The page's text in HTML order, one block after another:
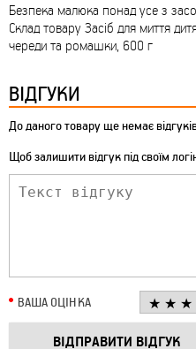
Безпека малюка понад усе з
Склад товару Засіб для миття
череди та ромашки, 600 г
ВІДГУКИ
До даного товару ще немає
Щоб залишити відгук під своїм
ВАША ОЦІНКА